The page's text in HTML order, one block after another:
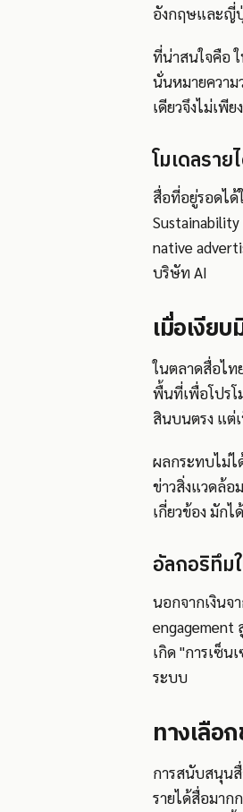
อังกฤษและญี่
ที่น่าสนใจคือ
นั่นหมายความ
เดียวจึงไม่เพี
โมเดลรา
สื่อที่อยู่รอดได้
native
บริษัท AI
เมื่อเงีย
ในตลาดสื่อไท
พื้นที่เพื่อโปรโ
สินบนตรง แต่
ผลกระทบไม่ไ
ข่าวสิ่งแวดล้อ
เกี่ยวข้อง มัก
อัลกอริทึม
นอกจากเงินจ
engagement
เกิด "การเซ็น
ระบบ
ทางเลือ
การสนับสนุนสื่
รายได้สื่อมาก